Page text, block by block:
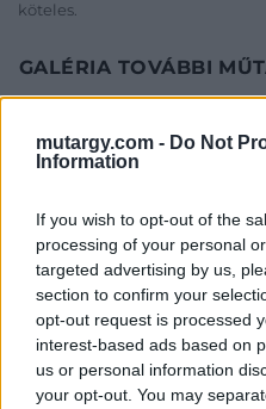
mutargy.com - Do Not
Information
If you wish to opt-out of the
processing of your personal
targeted advertising by us,
section to confirm your
opt-out request is processed
interest-based ads based on
us or personal information
your opt-out. You may
köteles.
GALÉRIA TOVÁBBI
KAPCSOLÓDÓ